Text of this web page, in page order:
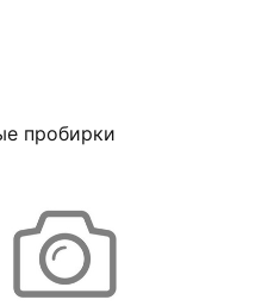
пробирки